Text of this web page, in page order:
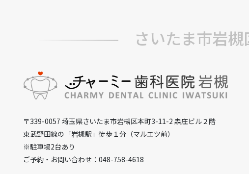
さいたま市岩
〒339-0057 埼玉県さいたま市岩槻区本町3-11-2 森庄ビル２階
東武野田線の「岩槻駅」徒歩１分（マルエツ前）
※駐車場2台あり
ご予約・お問い合わせ：048-758-4618